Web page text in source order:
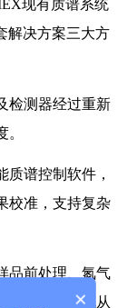
现有质谱系统
解决方案三大方
检测器经过重新
质谱控制软件，
校准，支持复杂
品前处理、氮气
决方案，实现从
×